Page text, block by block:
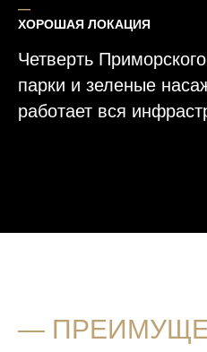
―
ХОРОШАЯ ЛОКАЦИЯ
Четверть
парки и зеленые
работает вся
―